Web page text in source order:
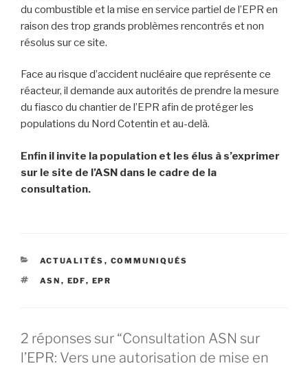
du combustible et la mise en service partiel de l’EPR en
raison des trop grands problèmes rencontrés et non
résolus sur ce site.
Face au risque d’accident nucléaire que représente ce
réacteur, il demande aux autorités de prendre la mesure
du fiasco du chantier de l’EPR afin de protéger les
populations du Nord Cotentin et au-delà.
Enfin il invite la population et les élus à s’exprimer
sur le site de l’ASN dans le cadre de la
consultation.
CATÉGORIES
ACTUALITÉS , COMMUNIQUÉS
ÉTIQUETTES
ASN , EDF, EPR
2 réponses sur “Consultation ASN sur
l’EPR: Vers une autorisation de mise en